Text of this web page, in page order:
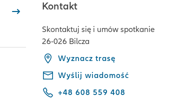
Kontakt
Skontaktuj się i umów spotkanie
26-026 Bilcza
Wyznacz trasę
Wyślij wiadomość
+48 608 559 408